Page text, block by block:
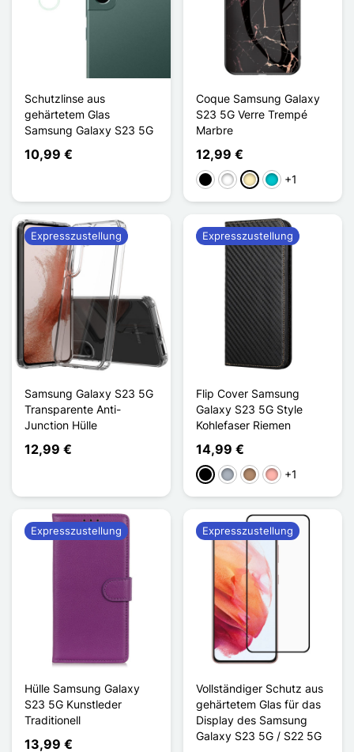
Schutzlinse aus
gehärtetem Glas
Samsung Galaxy S23 5G
10,99 €
Coque Samsung Galaxy
S23 5G Verre Trempé
Marbre
12,99 €
Schwarz
WeißGoldenTürkis
+1
Samsung Galaxy S23 5G
Transparente Anti-
Junction Hülle
12,99 €
Expresszustellung
Flip Cover Samsung
Galaxy S23 5G Style
Kohlefaser Riemen
14,99 €
Schwarz
GrauTaupeRoségold
+1
Expresszustellung
Hülle Samsung Galaxy
S23 5G Kunstleder
Traditionell
13,99 €
Expresszustellung
Vollständiger Schutz aus
gehärtetem Glas für das
Display des Samsung
Galaxy S23 5G / S22 5G
Expresszustellung